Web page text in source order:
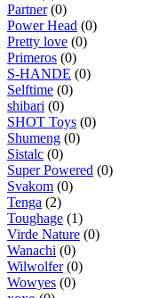
Partner(0)
Power Head (0)
Pretty love (0)
Primeros (0)
S-HANDE (0)
Selftime (0)
shibari (0)
SHOT Toys (0)
Shumeng (0)
Sistalc (0)
Super Powered (0)
Svakom (0)
Tenga (2)
Toughage (1)
Virde Nature (0)
Wanachi (0)
Wilwolfer(0)
Wowyes (0)